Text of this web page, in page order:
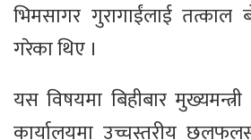
भिमसागर गुरागाईंलाई तत्काल
गरेका थिए ।
यस विषयमा बिहीबार मुख्यमन्त्री